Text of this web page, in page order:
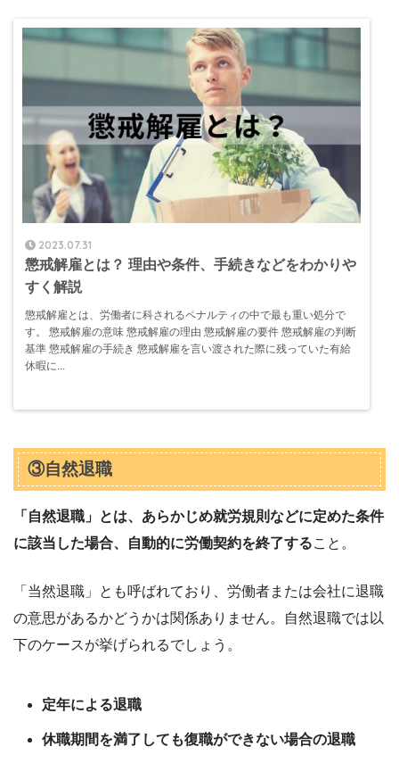
2023.07.31
懲戒解雇とは？ 理由や条件、手続きなどをわかりや
すく解説
懲戒解雇とは、労働者に科されるペナルティの中で最も重い処分で
す。 懲戒解雇の意味 懲戒解雇の理由 懲戒解雇の要件 懲戒解雇の判断
基準 懲戒解雇の手続き 懲戒解雇を言い渡された際に残っていた有給
休暇に...
③自然退職
「自然退職」とは、あらかじめ就労規則などに定めた条件
に該当した場合、自動的に労働契約を終了すること。
「当然退職」とも呼ばれており、労働者または会社に退職
の意思があるかどうかは関係ありません。自然退職では以
下のケースが挙げられるでしょう。
定年による退職
休職期間を満了しても復職ができない場合の退職